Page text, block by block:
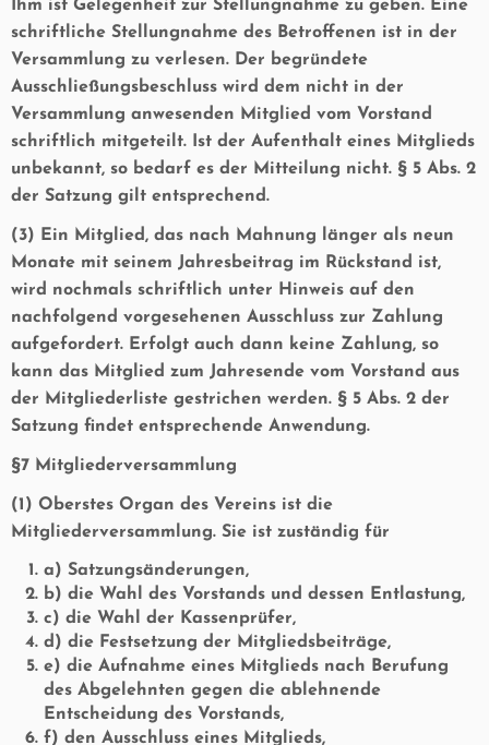
Ihm ist Gelegenheit zur Stellungnahme zu geben. Eine
schriftliche Stellungnahme des Betroffenen ist in der
Versammlung zu verlesen. Der begründete
Ausschließungsbeschluss wird dem nicht in der
Versammlung anwesenden Mitglied vom Vorstand
schriftlich mitgeteilt. Ist der Aufenthalt eines Mitglieds
unbekannt, so bedarf es der Mitteilung nicht. § 5 Abs. 2
der Satzung gilt entsprechend.
(3) Ein Mitglied, das nach Mahnung länger als neun
Monate mit seinem Jahresbeitrag im Rückstand ist,
wird nochmals schriftlich unter Hinweis auf den
nachfolgend vorgesehenen Ausschluss zur Zahlung
aufgefordert. Erfolgt auch dann keine Zahlung, so
kann das Mitglied zum Jahresende vom Vorstand aus
der Mitgliederliste gestrichen werden. § 5 Abs. 2 der
Satzung findet entsprechende Anwendung.
§7 Mitgliederversammlung
(1) Oberstes Organ des Vereins ist die
Mitgliederversammlung. Sie ist zuständig für
a) Satzungsänderungen,
b) die Wahl des Vorstands und dessen Entlastung,
c) die Wahl der Kassenprüfer,
d) die Festsetzung der Mitgliedsbeiträge,
e) die Aufnahme eines Mitglieds nach Berufung
des Abgelehnten gegen die ablehnende
Entscheidung des Vorstands,
f) den Ausschluss eines Mitglieds,